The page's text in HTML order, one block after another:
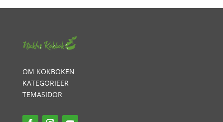
OM KOKBOKEN
KATEGORIEER
TEMASIDOR